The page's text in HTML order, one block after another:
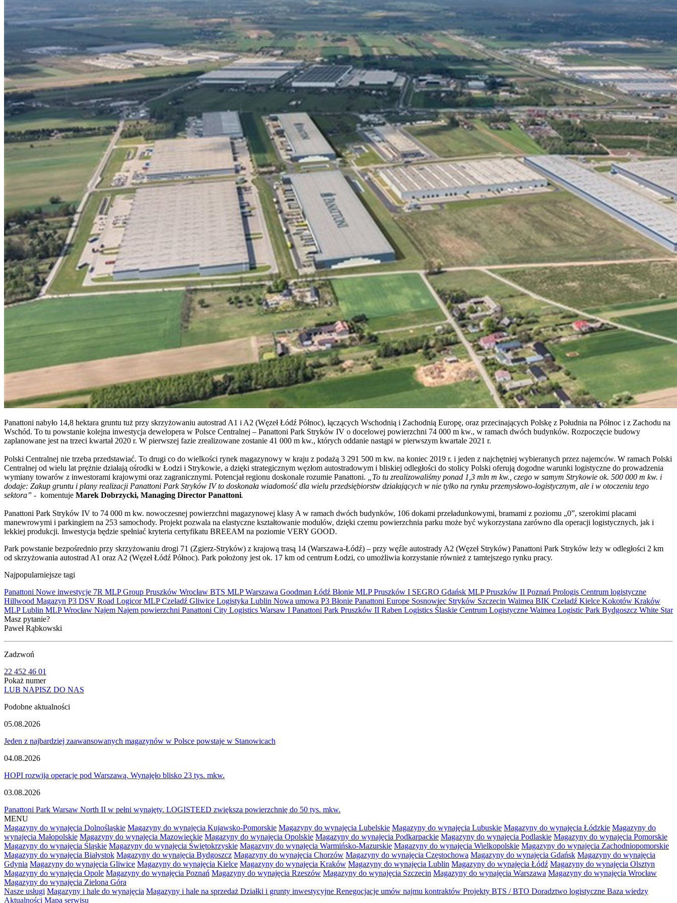
Panattoni nabyło 14,8 hektara gruntu tuż przy skrzyżowaniu autostrad A1 i A2 (Węzeł Łódź Północ), łączących Wschodnią i Zachodnią Europę, oraz przecinających Polskę z Południa na Północ i z Zachodu na
Wschód. To tu powstanie kolejna inwestycja dewelopera w Polsce Centralnej – Panattoni Park Stryków IV o docelowej powierzchni 74 000 m kw., w ramach dwóch budynków. Rozpoczęcie budowy
zaplanowane jest na trzeci kwartał 2020 r. W pierwszej fazie zrealizowane zostanie 41 000 m kw., których oddanie nastąpi w pierwszym kwartale 2021 r.
Polski Centralnej nie trzeba przedstawiać. To drugi co do wielkości rynek magazynowy w kraju z podażą 3 291 500 m kw. na koniec 2019 r. i jeden z najchętniej wybieranych przez najemców. W ramach Polski
Centralnej od wielu lat prężnie działają ośrodki w Łodzi i Strykowie, a dzięki strategicznym węzłom autostradowym i bliskiej odległości do stolicy Polski oferują dogodne warunki logistyczne do prowadzenia
wymiany towarów z inwestorami krajowymi oraz zagranicznymi. Potencjał regionu doskonale rozumie Panattoni.
„To tu zrealizowaliśmy ponad 1,3 mln m kw., czego w samym Strykowie ok. 500 000 m kw. i
dodaje: Zakup gruntu i plany realizacji Panattoni Park Stryków IV to doskonała wiadomość dla wielu przedsiębiorstw działających w nie tylko na rynku przemysłowo-logistycznym, ale i w otoczeniu tego
sektora” - komentuje Marek Dobrzycki, Managing Director Panattoni.
Panattoni Park Stryków IV to 74 000 m kw. nowoczesnej powierzchni magazynowej klasy A w ramach dwóch budynków, 106 dokami przeładunkowymi, bramami z poziomu „0”, szerokimi placami
manewrowymi i parkingiem na 253 samochody. Projekt pozwala na elastyczne kształtowanie modułów, dzięki czemu powierzchnia parku może być wykorzystana zarówno dla operacji logistycznych, jak i
lekkiej produkcji. Inwestycja będzie spełniać kryteria certyfikatu BREEAM na poziomie VERY GOOD.
Park powstanie bezpośrednio przy skrzyżowaniu drogi 71 (Zgierz-Stryków) z krajową trasą 14 (Warszawa-Łódź) – przy węźle autostrady A2 (Węzeł Stryków) Panattoni Park Stryków leży w odległości 2 km
od skrzyżowania autostrad A1 oraz A2 (Węzeł Łódź Północ). Park położony jest ok. 17 km od centrum Łodzi, co umożliwia korzystanie również z tamtejszego rynku pracy.
Najpopularniejsze tagi
Panattoni Nowe inwestycje 7R MLP Group Pruszków Wrocław BTS MLPWarszawa Goodman Łódź Błonie MLP Pruszków I SEGRO Gdańsk MLP Pruszków II Poznań Prologis Centrum logistyczne
Hillwood Magazyn P3 DSV Road LogicorMLP Czeladź Gliwice Logistyka Lublin Nowa umowa P3 Błonie Panattoni Europe Sosnowiec Stryków Szczecin Waimea BIK Czeladź Kielce Kokotów Kraków
MLP Lublin MLP Wrocław Najem Najem powierzchni Panattoni City Logistics Warsaw I Panattoni Park Pruszków II Raben Logistics Ślaskie Centrum Logistyczne Waimea Logistic Park Bydgoszcz White Star
Masz pytanie?
Paweł Rąbkowski
Zadzwoń
22 452 46 01
Pokaż numer
LUB NAPISZ DO NAS
Podobne aktualności
05.08.2026
Jeden z najbardziej zaawansowanych magazynów w Polsce powstaje w Stanowicach
04.08.2026
HOPI rozwija operacje pod Warszawą. Wynajęło blisko 23 tys. mkw.
03.08.2026
Panattoni Park Warsaw North II w pełni wynajęty. LOGISTEED zwiększa powierzchnię do 50 tys. mkw.
MENU
Magazyny do wynajęcia Dolnośląskie Magazyny do wynajęcia Kujawsko-Pomorskie Magazyny do wynajęcia Lubelskie Magazyny do wynajęcia Lubuskie Magazyny do wynajęcia Łódzkie Magazyny do
wynajęcia Małopolskie Magazyny do wynajęcia Mazowieckie Magazyny do wynajęcia Opolskie Magazyny do wynajęcia Podkarpackie Magazyny do wynajęcia Podlaskie Magazyny do wynajęcia Pomorskie
Magazyny do wynajęcia Śląskie Magazyny do wynajęcia Świętokrzyskie Magazyny do wynajęcia Warmińsko-Mazurskie Magazyny do wynajęcia Wielkopolskie Magazyny do wynajęcia Zachodniopomorskie
Magazyny do wynajęcia Białystok Magazyny do wynajęcia Bydgoszcz Magazyny do wynajęcia Chorzów Magazyny do wynajęcia Częstochowa Magazyny do wynajęcia Gdańsk Magazyny do wynajęcia
Gdynia Magazyny do wynajęcia Gliwice Magazyny do wynajęcia Kielce Magazyny do wynajęcia Kraków Magazyny do wynajęcia Lublin Magazyny do wynajęcia Łódź Magazyny do wynajęcia Olsztyn
Magazyny do wynajęcia Opole Magazyny do wynajęcia Poznań Magazyny do wynajęcia Rzeszów Magazyny do wynajęcia Szczecin Magazyny do wynajęcia Warszawa Magazyny do wynajęcia Wrocław
Magazyny do wynajęcia Zielona Góra
Nasze usługi Magazyny i hale do wynajęcia Magazyny i hale na sprzedaż Działki i grunty inwestycyjne Renegocjacje umów najmu kontraktów Projekty BTS / BTO Doradztwo logistyczne Baza wiedzy
Aktualności Mapa serwisu